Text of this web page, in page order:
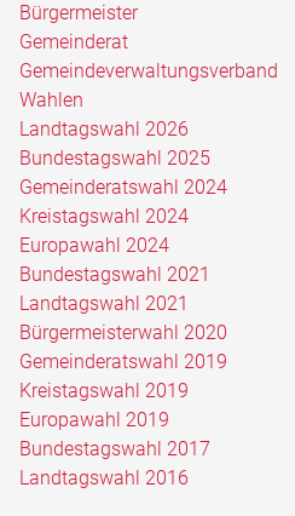
Bürgermeister
Gemeinderat
Gemeindeverwaltungsverband
Wahlen
Landtagswahl 2026
Bundestagswahl 2025
Gemeinderatswahl 2024
Kreistagswahl 2024
Europawahl 2024
Bundestagswahl 2021
Landtagswahl 2021
Bürgermeisterwahl 2020
Gemeinderatswahl 2019
Kreistagswahl 2019
Europawahl 2019
Bundestagswahl 2017
Landtagswahl 2016